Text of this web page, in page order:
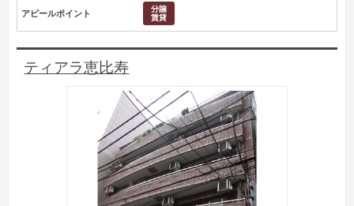
アピールポイント
ティアラ恵比寿